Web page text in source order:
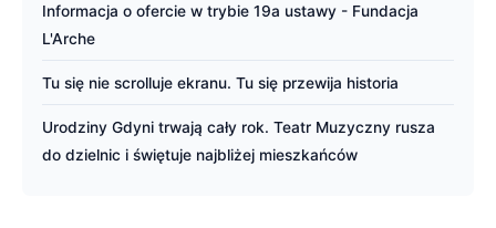
Informacja o ofercie w trybie 19a ustawy - Fundacja
L'Arche
Tu się nie scrolluje ekranu. Tu się przewija historia
Urodziny Gdyni trwają cały rok. Teatr Muzyczny rusza
do dzielnic i świętuje najbliżej mieszkańców